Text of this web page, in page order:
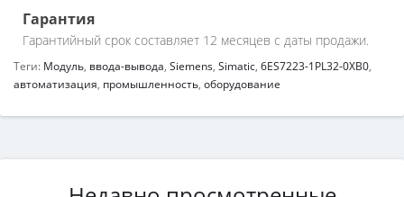
Гарантия
Гарантийный срок составляет 12 месяцев с даты продажи.
Теги: Модуль, ввода-вывода, Siemens, Simatic, 6ES7223-1PL32-0XB0,
автоматизация, промышленность, оборудование